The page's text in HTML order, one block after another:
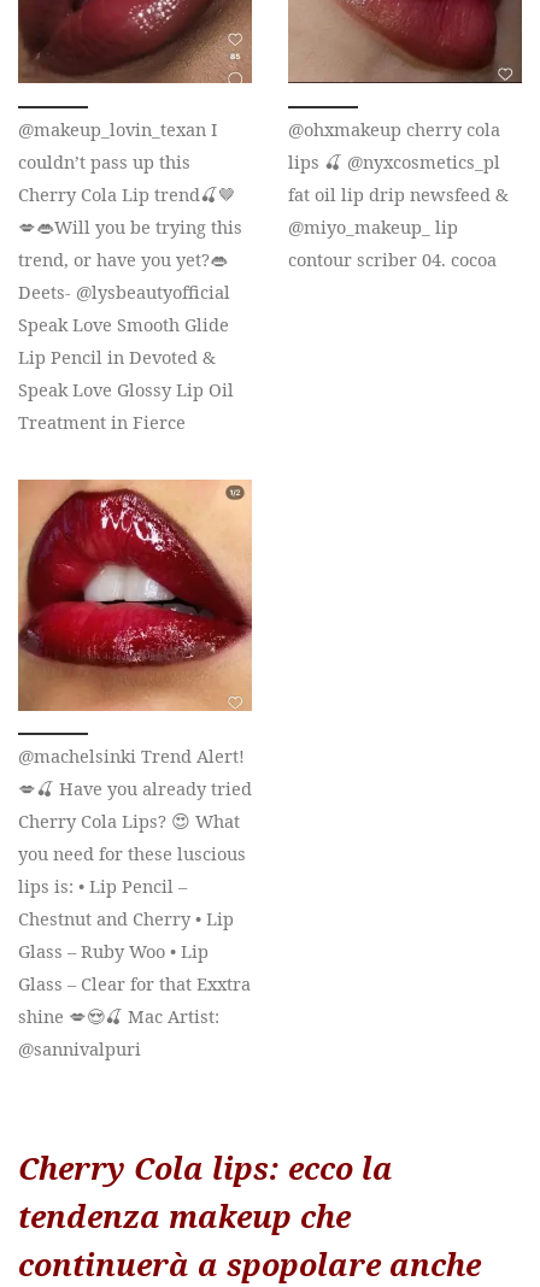
@makeup_lovin_texan I
couldn’t pass up this
Cherry Cola Lip trend🍒🤎
💋👄Will you be trying this
trend, or have you yet?👄
Deets- @lysbeautyofficial
Speak Love Smooth Glide
Lip Pencil in Devoted &
Speak Love Glossy Lip Oil
Treatment in Fierce
@ohxmakeup cherry cola
lips 🍒 @nyxcosmetics_pl
fat oil lip drip newsfeed &
@miyo_makeup_ lip
contour scriber 04. cocoa
@machelsinki Trend Alert!
💋🍒 Have you already tried
Cherry Cola Lips? 😍 What
you need for these luscious
lips is: • Lip Pencil –
Chestnut and Cherry • Lip
Glass – Ruby Woo • Lip
Glass – Clear for that Exxtra
shine 💋😍🍒 Mac Artist:
@sannivalpuri
Cherry Cola lips: ecco la
tendenza makeup che
continuerà a spopolare anche